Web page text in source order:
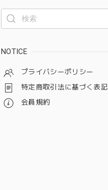
NOTICE
プライバシーポリシー
特定商取引法に基づく表記
会員規約